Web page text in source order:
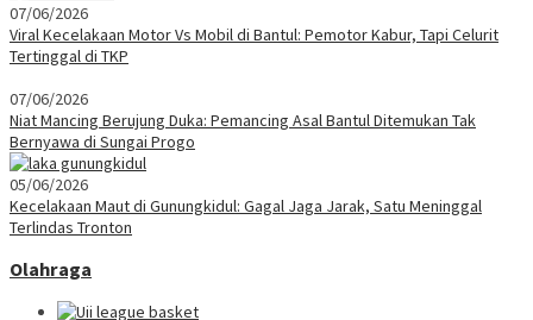
07/06/2026
Viral Kecelakaan Motor Vs Mobil di Bantul: Pemotor Kabur, Tapi Celurit
Tertinggal di TKP
07/06/2026
Niat Mancing Berujung Duka: Pemancing Asal Bantul Ditemukan Tak
Bernyawa di Sungai Progo
05/06/2026
Kecelakaan Maut di Gunungkidul: Gagal Jaga Jarak, Satu Meninggal
Terlindas Tronton
Olahraga